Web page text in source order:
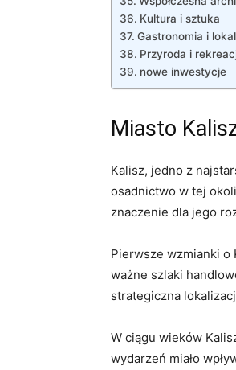
Kultura i ‍sztuka
Gastronomia i
Przyroda i
nowe inwestycje
Miasto
Kalisz, jedno​ z
‍osadnictwo ⁤w tej
znaczenie dla ​jego
Pierwsze wzmianki o
ważne szlaki
strategiczna
W ciągu wieków⁤
wydarzeń miało